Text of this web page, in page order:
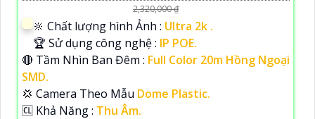
2,320,000 ₫
🔆 Chất lượng hình Ảnh : Ultra 2k .
🏆 Sử dụng công nghệ : IP POE.
🔴 Tầm Nhìn Ban Đêm : Full Color 20m Hồng Ngoại
SMD.
💢 Camera Theo Mẫu Dome Plastic.
️🆑 Khả Năng : Thu Âm.